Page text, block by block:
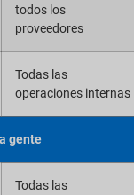
todos los
proveedores
Todas las
operaciones internas
gente
Todas las